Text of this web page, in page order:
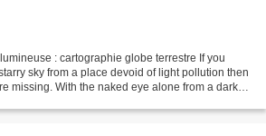
: cartographie globe terrestre If you
sky from a place devoid of light pollution then
missing. With the naked eye alone from a dark